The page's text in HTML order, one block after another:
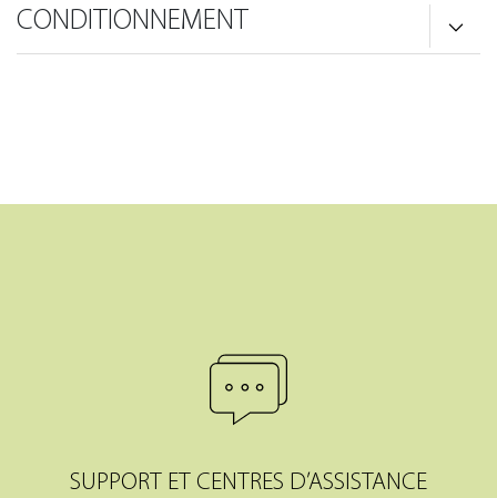
CONDITIONNEMENT
SUPPORT ET CENTRES D’ASSISTANCE